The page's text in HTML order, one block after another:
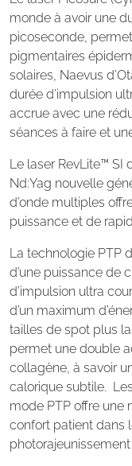
monde à avoir une
picoseconde,
pigmentaires
solaires, Naevus
durée d’impulsion
accrue avec une
séances à faire et
Le laser RevLite™ SI
Nd:Yag nouvelle
d’onde multiples
puissance et de
La technologie PTP
d’une puissance de
d’impulsion ultra
d’un maximum
tailles de spot plus
permet une double
collagène, à savoir
calorique subtile.
mode PTP offre une
confort patient dans